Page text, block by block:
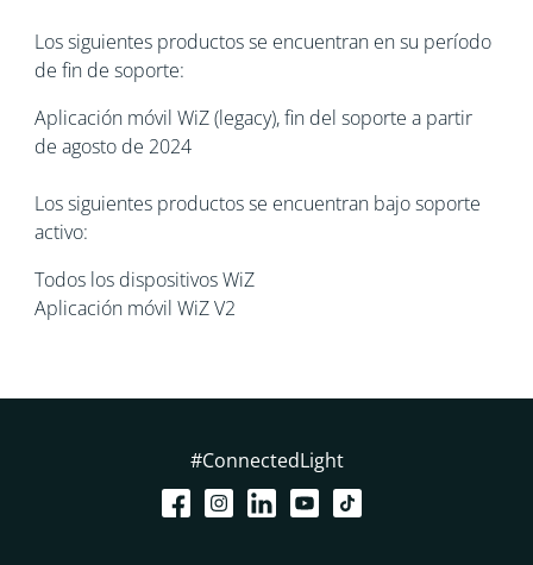
Los siguientes productos se encuentran en su período
de fin de soporte:
Aplicación móvil WiZ (legacy), fin del soporte a partir
de agosto de 2024
Los siguientes productos se encuentran bajo soporte
activo:
Todos los dispositivos WiZ
Aplicación móvil WiZ V2
#ConnectedLight